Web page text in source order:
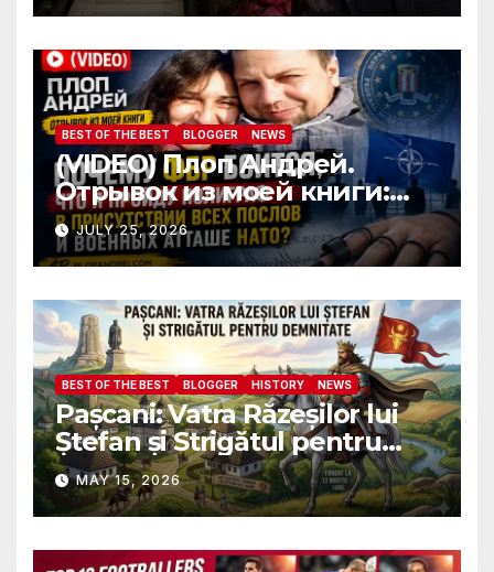
ambassadors and military
attaches?
BEST OF THE BEST BLOGGER NEWS
(VIDEO) Плоп Андрей.
Отрывок из моей книги:
Почему ФБР боится, что я
пройду полиграф в
присутствии всех послов и
военных атташе НАТО?
JULY 25, 2026
BEST OF THE BEST BLOGGER HISTORY NEWS
Pașcani: Vatra Răzeșilor lui
Ștefan și Strigătul pentru
Demnitate în Fața
Amalgamării
MAY 15, 2026